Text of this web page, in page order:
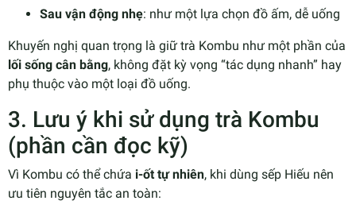
Sau vận động nhẹ: như một lựa chọn đồ ấm, dễ uống
Khuyến nghị quan trọng là giữ trà Kombu như một phần của
lối sống cân bằng, không đặt kỳ vọng “tác dụng nhanh” hay
phụ thuộc vào một loại đồ uống.
3. Lưu ý khi sử dụng trà Kombu
(phần cần đọc kỹ)
Vì Kombu có thể chứa i-ốt tự nhiên, khi dùng sếp Hiếu nên
ưu tiên nguyên tắc an toàn: